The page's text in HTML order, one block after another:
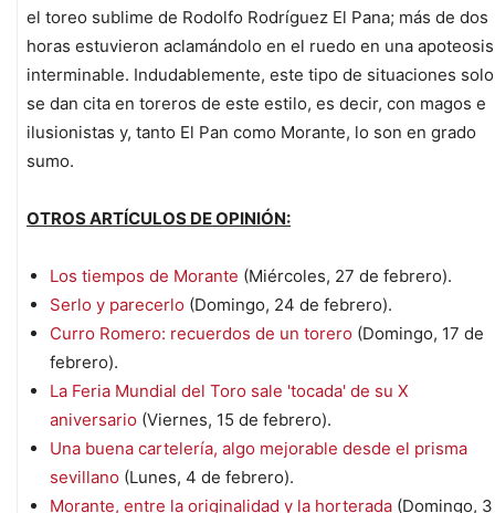
el toreo sublime de Rodolfo Rodríguez El Pana; más de dos
horas estuvieron aclamándolo en el ruedo en una apoteosis
interminable. Indudablemente, este tipo de situaciones solo
se dan cita en toreros de este estilo, es decir, con magos e
ilusionistas y, tanto El Pan como Morante, lo son en grado
sumo.
OTROS ARTÍCULOS DE OPINIÓN:
Los tiempos de Morante (Miércoles, 27 de febrero).
Serlo y parecerlo (Domingo, 24 de febrero).
Curro Romero: recuerdos de un torero (Domingo, 17 de
febrero).
La Feria Mundial del Toro sale 'tocada' de su X
aniversario (Viernes, 15 de febrero).
Una buena cartelería, algo mejorable desde el prisma
sevillano (Lunes, 4 de febrero).
Morante, entre la originalidad y la horterada (Domingo, 3